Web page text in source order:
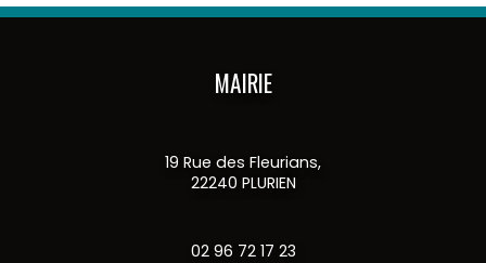
MAIRIE
19 Rue des Fleurians,
22240 PLURIEN
02 96 72 17 23